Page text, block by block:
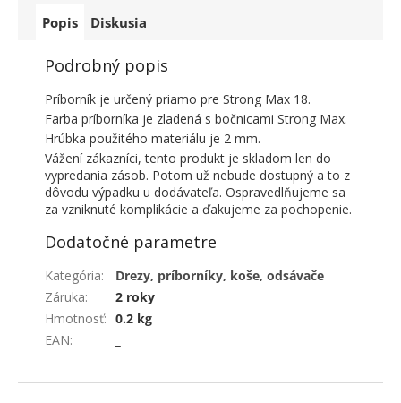
Popis Diskusia
Podrobný popis
Príborník je určený priamo pre Strong Max 18.
Farba príborníka je zladená s bočnicami Strong Max.
Hrúbka použitého materiálu je 2 mm.
Vážení zákazníci, tento produkt je skladom len do
vypredania zásob. Potom už nebude dostupný a to z
dôvodu výpadku u dodávateľa. Ospravedlňujeme sa
za vzniknuté komplikácie a ďakujeme za pochopenie.
Dodatočné parametre
Kategória:
Drezy, príborníky, koše, odsávače
Záruka:
2 roky
Hmotnosť: 0.2 kg
EAN:
ZÁPÄTIE